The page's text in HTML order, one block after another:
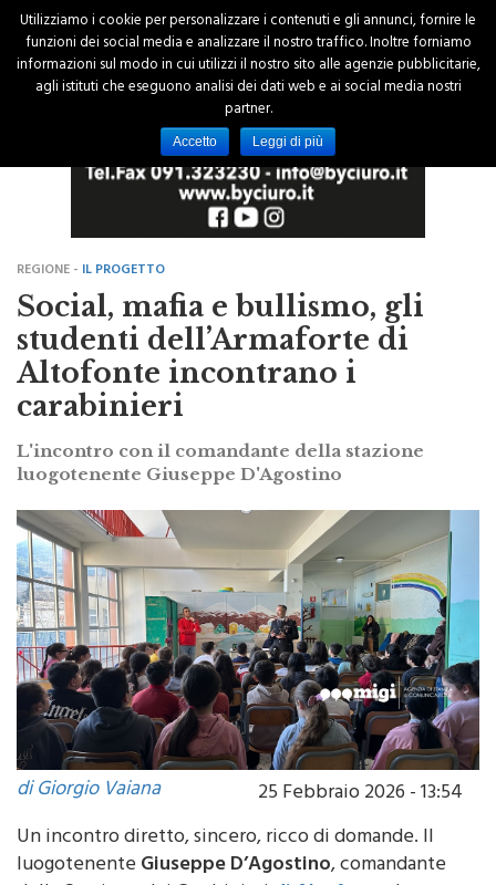
REGIONE -IL PROGETTO
Social, mafia e bullismo, gli
studenti dell’Armaforte di
Altofonte incontrano i
carabinieri
L'incontro con il comandante della stazione
luogotenente Giuseppe D'Agostino
di Giorgio Vaiana
25 Febbraio 2026 - 13:54
Un incontro diretto, sincero, ricco di domande. Il
luogotenenteGiuseppe D’Agostino, comandante
della Stazione dei Carabinieridi Altofonte, ha
Utilizziamo i cookie per personalizzare i contenuti e gli annunci, fornire le
funzioni dei social media e analizzare il nostro traffico. Inoltre forniamo
informazioni sul modo in cui utilizzi il nostro sito alle agenzie pubblicitarie,
agli istituti che eseguono analisi dei dati web e ai social media nostri
partner.
Accetto Leggi di più